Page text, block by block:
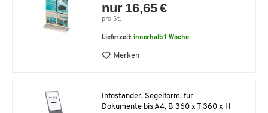
nur 16,65 €
pro St.
Lieferzeit:innerhalb 1 Woche
Merken
Infoständer, Segelform, für
Dokumente bis A4, B 360 x T 360 x H